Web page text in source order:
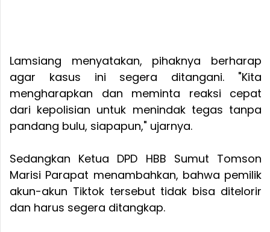
Lamsiang menyatakan, pihaknya berharap
agar kasus ini segera ditangani. "Kita
mengharapkan dan meminta reaksi cepat
dari kepolisian untuk menindak tegas tanpa
pandang bulu, siapapun," ujarnya.
Sedangkan Ketua DPD HBB Sumut Tomson
Marisi Parapat menambahkan, bahwa pemilik
akun-akun Tiktok tersebut tidak bisa ditelorir
dan harus segera ditangkap.